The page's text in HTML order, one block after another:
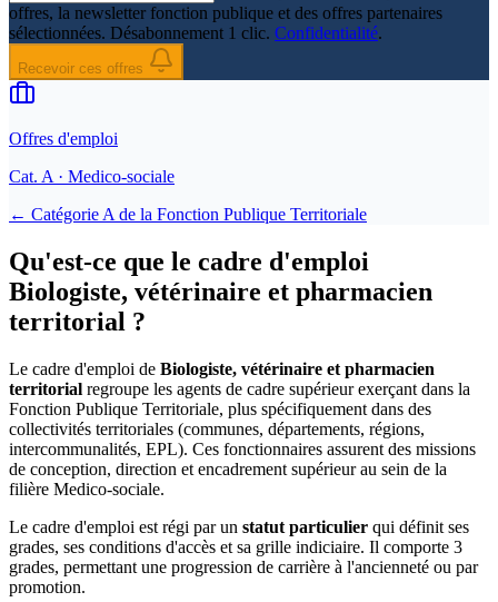
offres, la newsletter fonction publique et des offres partenaires
sélectionnées. Désabonnement 1 clic. Confidentialité.
Recevoir ces offres
Offres d'emploi
Cat. A · Medico-sociale
← Catégorie A de la Fonction Publique Territoriale
Qu'est-ce que le cadre d'emploi
Biologiste, vétérinaire et pharmacien
territorial ?
Le cadre d'emploi de Biologiste, vétérinaire et pharmacien
territorial regroupe les agents de cadre supérieur exerçant dans la
Fonction Publique Territoriale, plus spécifiquement dans des
collectivités territoriales (communes, départements, régions,
intercommunalités, EPL). Ces fonctionnaires assurent des missions
de conception, direction et encadrement supérieur au sein de la
filière Medico-sociale.
Le cadre d'emploi est régi par un statut particulier qui définit ses
grades, ses conditions d'accès et sa grille indiciaire. Il comporte 3
grades, permettant une progression de carrière à l'ancienneté ou par
promotion.